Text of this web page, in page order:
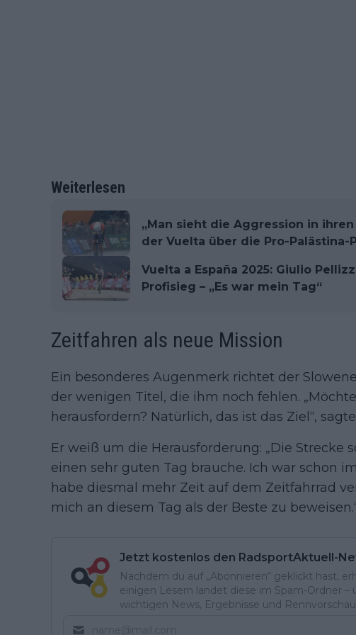
Weiterlesen
„Man sieht die Aggression in
der Vuelta über die Pro-Palästina-
Vuelta a España 2025: Giulio
Profisieg – „Es war mein Tag“
Zeitfahren als neue Mission
Ein besonderes Augenmerk richtet der
der wenigen Titel, die ihm noch fehlen.
herausfordern? Natürlich, das ist das Ziel“,
Er weiß um die Herausforderung: „Die Strecke
einen sehr guten Tag brauche. Ich war schon
habe diesmal mehr Zeit auf dem Zeitfahrrad
mich an diesem Tag als der Beste zu
Jetzt kostenlos den RadsportAktuell-
Nachdem du auf „Abonnieren“ geklickt hast,
einigen Lesern landet diese im Spam-Ordner
wichtigen News, Ergebnisse und